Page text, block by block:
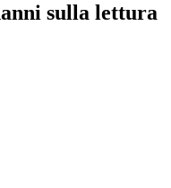
sulla lettura